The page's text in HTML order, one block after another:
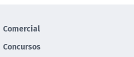
Comercial
Concursos